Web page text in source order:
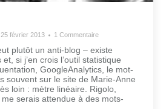
25 février 2013 1 Commentaire
plutôt un anti-blog – existe
si j’en crois l’outil statistique
GoogleAnalytics, le mot-
souvent sur le site de Marie-Anne
loin : mètre linéaire. Rigolo,
serais attendue à des mots-